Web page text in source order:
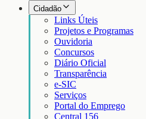
Cidadão
Links Úteis
Projetos e Programas
Ouvidoria
Concursos
Diário Oficial
Transparência
e-SIC
Serviços
Portal do Emprego
Central 156